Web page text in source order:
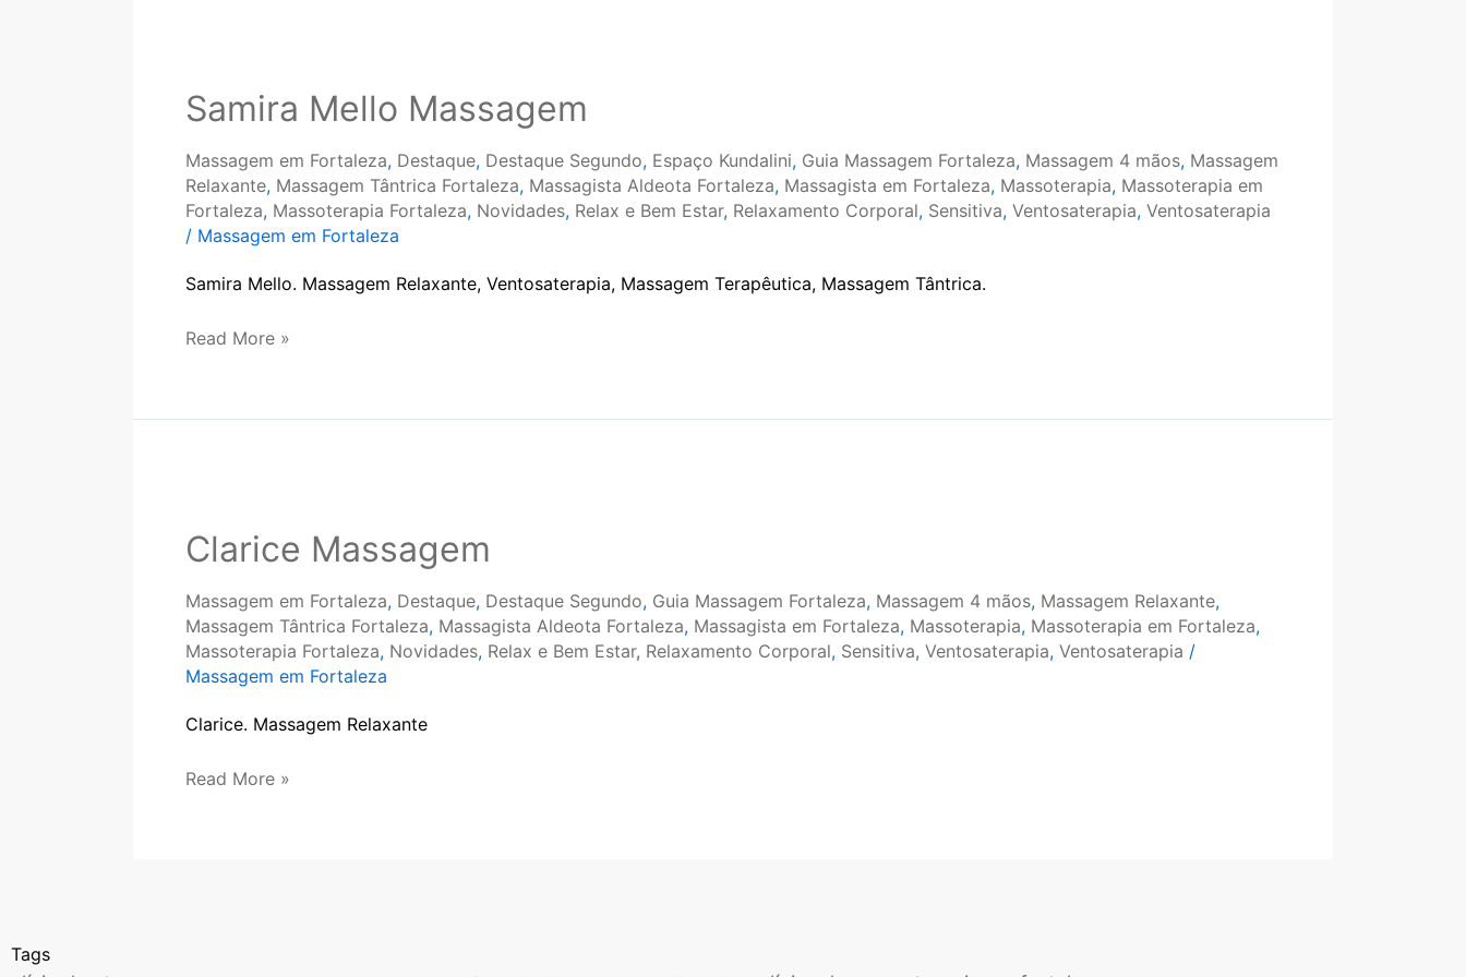
Samira Mello Massagem
Massagem em Fortaleza, Destaque, Destaque Segundo, Espaço Kundalini, Guia Massagem Fortaleza, Massagem 4 mãos, Massagem
Relaxante, Massagem Tântrica Fortaleza, Massagista Aldeota Fortaleza, Massagista em Fortaleza, Massoterapia, Massoterapia em
Fortaleza, Massoterapia Fortaleza, Novidades, Relax e Bem Estar, Relaxamento Corporal, Sensitiva, Ventosaterapia, Ventosaterapia
/ Massagem em Fortaleza
Samira Mello. Massagem Relaxante, Ventosaterapia, Massagem Terapêutica, Massagem Tântrica.
Massagem
Read More »
Clarice Massagem
Massagem em Fortaleza, Destaque, Destaque Segundo, Guia Massagem Fortaleza, Massagem 4 mãos, Massagem Relaxante,
Massagem Tântrica Fortaleza, Massagista Aldeota Fortaleza, Massagista em Fortaleza, Massoterapia, Massoterapia em Fortaleza,
Massoterapia Fortaleza, Novidades, Relax e Bem Estar, Relaxamento Corporal, Sensitiva, Ventosaterapia, Ventosaterapia /
Massagem em Fortaleza
Clarice. Massagem Relaxante
Read More »
Tags